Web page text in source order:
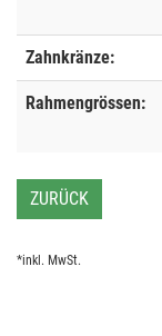
Zahnkränze:
Rahmengrössen:
ZURÜCK
*inkl. MwSt.